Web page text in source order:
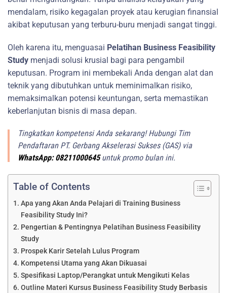
mendalam, risiko kegagalan proyek atau kerugian finansial
akibat keputusan yang terburu-buru menjadi sangat tinggi.
Oleh karena itu, menguasai Pelatihan Business Feasibility
Study menjadi solusi krusial bagi para pengambil
keputusan. Program ini membekali Anda dengan alat dan
teknik yang dibutuhkan untuk meminimalkan risiko,
memaksimalkan potensi keuntungan, serta memastikan
keberlanjutan bisnis di masa depan.
Tingkatkan kompetensi Anda sekarang! Hubungi Tim
Pendaftaran PT. Gerbang Akselerasi Sukses (GAS) via
WhatsApp: 08211000645untuk promo bulan ini.
Table of Contents
Apa yang Akan Anda Pelajari di Training Business
Feasibility Study Ini?
Pengertian & Pentingnya Pelatihan Business Feasibility
Study
Prospek Karir Setelah Lulus Program
Kompetensi Utama yang Akan Dikuasai
Spesifikasi Laptop/Perangkat untuk Mengikuti Kelas
Outline Materi Kursus Business Feasibility Study Berbasis